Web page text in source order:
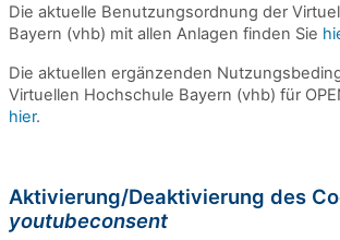
Die aktuelle Benutzungsordnung der
Bayern (vhb) mit allen Anlagen finden Sie
Die aktuellen ergänzenden
Virtuellen Hochschule Bayern (vhb) für
hier.
Aktivierung/Deaktivierung des
youtubeconsent